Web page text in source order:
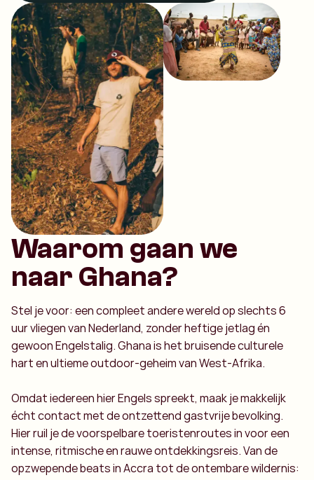
Waarom gaan we
naar Ghana?
Stel je voor: een compleet andere wereld op slechts 6
uur vliegen van Nederland, zonder heftige jetlag én
gewoon Engelstalig. Ghana is het bruisende culturele
hart en ultieme outdoor-geheim van West-Afrika.
Omdat iedereen hier Engels spreekt, maak je makkelijk
écht contact met de ontzettend gastvrije bevolking.
Hier ruil je de voorspelbare toeristenroutes in voor een
intense, ritmische en rauwe ontdekkingsreis. Van de
opzwepende beats in Accra tot de ontembare wildernis: